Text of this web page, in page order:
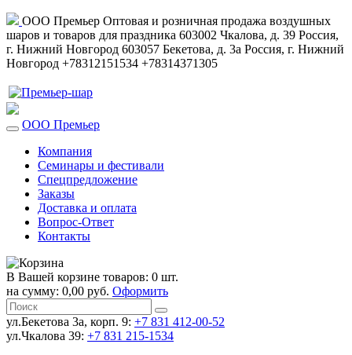
ООО Премьер Оптовая и розничная продажа воздушных
шаров и товаров для праздника 603002 Чкалова, д. 39 Россия,
г. Нижний Новгород 603057 Бекетова, д. 3а Россия, г. Нижний
Новгород +78312151534 +78314371305
ООО Премьер
Компания
Семинары и фестивали
Спецпредложение
Заказы
Доставка и оплата
Вопрос-Ответ
Контакты
В Вашей корзине товаров: 0 шт.
на сумму: 0,00 руб. Оформить
ул.Бекетова 3а, корп. 9: +7 831 412-00-52
ул.Чкалова 39: +7 831 215-1534